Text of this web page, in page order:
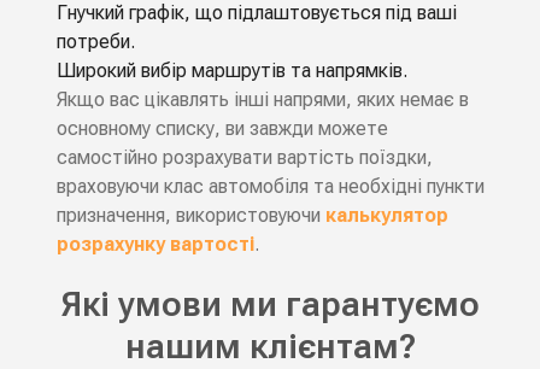
Гнучкий графік, що підлаштовується під ваші
потреби.
Широкий вибір маршрутів та напрямків.
Якщо вас цікавлять інші напрями, яких немає в
основному списку, ви завжди можете
самостійно розрахувати вартість поїздки,
враховуючи клас автомобіля та необхідні пункти
призначення, використовуючи калькулятор
розрахунку вартості.
Які умови ми гарантуємо
нашим клієнтам?